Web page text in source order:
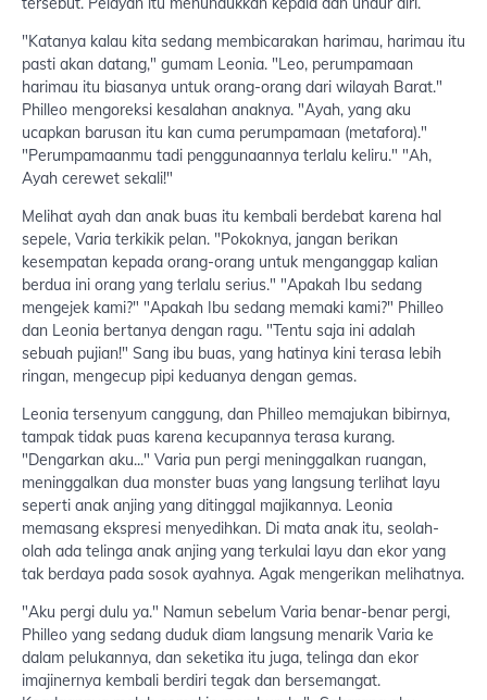
"Katanya kalau kita sedang membicarakan harimau, harimau itu
pasti akan datang," gumam Leonia. "Leo, perumpamaan
harimau itu biasanya untuk orang-orang dari wilayah Barat."
Philleo mengoreksi kesalahan anaknya. "Ayah, yang aku
ucapkan barusan itu kan cuma perumpamaan (metafora)."
"Perumpamaanmu tadi penggunaannya terlalu keliru." "Ah,
Ayah cerewet sekali!"
Melihat ayah dan anak buas itu kembali berdebat karena hal
sepele, Varia terkikik pelan. "Pokoknya, jangan berikan
kesempatan kepada orang-orang untuk menganggap kalian
berdua ini orang yang terlalu serius." "Apakah Ibu sedang
mengejek kami?" "Apakah Ibu sedang memaki kami?" Philleo
dan Leonia bertanya dengan ragu. "Tentu saja ini adalah
sebuah pujian!" Sang ibu buas, yang hatinya kini terasa lebih
ringan, mengecup pipi keduanya dengan gemas.
Leonia tersenyum canggung, dan Philleo memajukan bibirnya,
tampak tidak puas karena kecupannya terasa kurang.
"Dengarkan aku..." Varia pun pergi meninggalkan ruangan,
meninggalkan dua monster buas yang langsung terlihat layu
seperti anak anjing yang ditinggal majikannya. Leonia
memasang ekspresi menyedihkan. Di mata anak itu, seolah-
olah ada telinga anak anjing yang terkulai layu dan ekor yang
tak berdaya pada sosok ayahnya. Agak mengerikan melihatnya.
"Aku pergi dulu ya." Namun sebelum Varia benar-benar pergi,
Philleo yang sedang duduk diam langsung menarik Varia ke
dalam pelukannya, dan seketika itu juga, telinga dan ekor
imajinernya kembali berdiri tegak dan bersemangat.